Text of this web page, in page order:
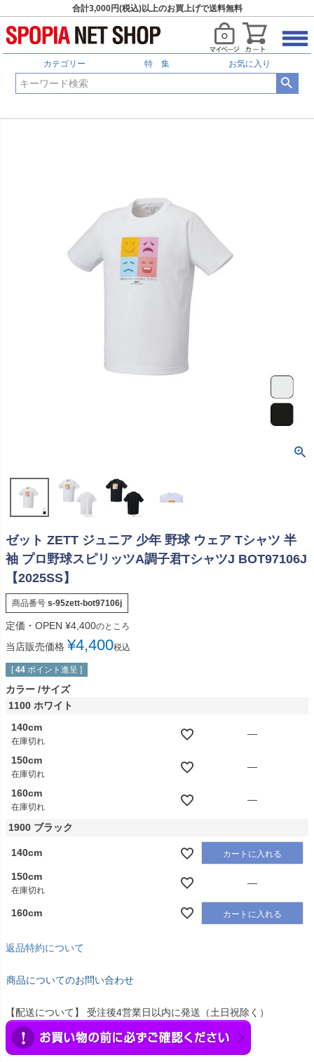
合計3,000円(税込)以上のお買上げで送料無料
カテゴリー 特 集 お気に入り
ゼット ZETT ジュニア 少年 野球 ウェア Tシャツ 半
袖 プロ野球スピリッツA調子君TシャツJ BOT97106J
【2025SS】
商品番号 s-95zett-bot97106j
定価・OPEN ¥4,400のところ
当店販売価格 ¥4,400税込
[ 44 ポイント進呈 ]
カラー サイズ
1100 ホワイト
140cm
在庫切れ
—
150cm
在庫切れ
—
160cm
在庫切れ
—
1900 ブラック
140cm カートに入れる
150cm
在庫切れ
—
160cm カートに入れる
返品特約について
商品についてのお問い合わせ
【配送について】 受注後4営業日以内に発送（土日祝除く）